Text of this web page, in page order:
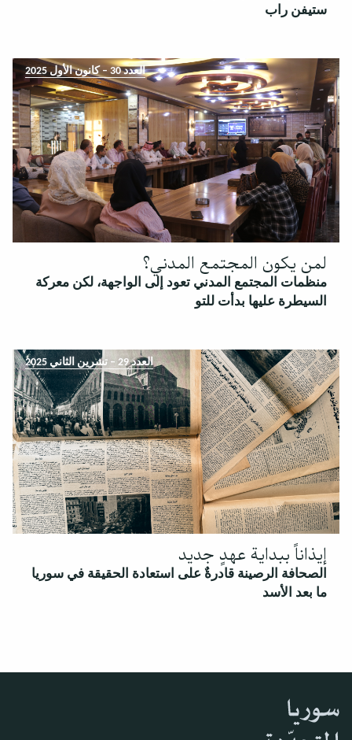
ستيفن راب
العدد 30 – كانون الأول 2025
لمن يكون المجتمع المدني؟
منظمات المجتمع المدني تعود إلى الواجهة، لكن معركة
السيطرة عليها بدأت للتو
العدد 29 – تشرين الثاني 2025
إيذاناً ببداية عهدٍ جديد
الصحافة الرصينة قادرةٌ على استعادة الحقيقة في سوريا
ما بعد الأسد